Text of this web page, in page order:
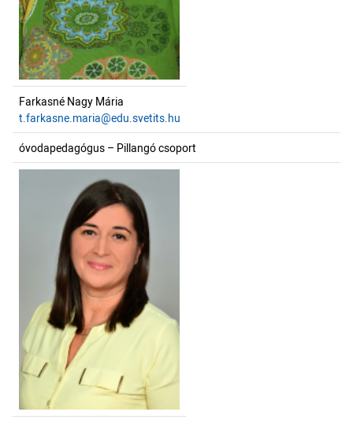
Farkasné Nagy Mária
t.farkasne.maria@edu.svetits.hu
óvodapedagógus – Pillangó csoport